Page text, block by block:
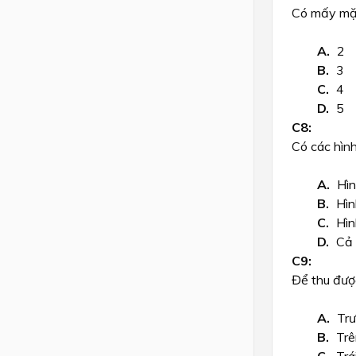
Có mấy
2
3
4
5
Có các
Cả
Để thu